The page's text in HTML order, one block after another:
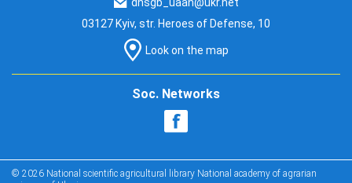
03127 Kyiv, str. Heroes of Defense, 10
Look on the map
Soc. Networks
© 2026 National scientific agricultural library National academy of agrarian